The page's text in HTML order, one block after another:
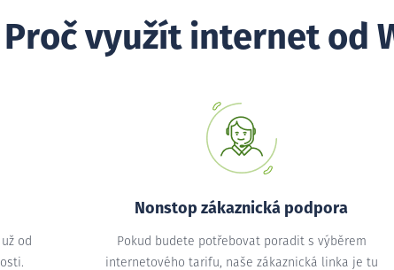
Proč využít internet od
od
Nonstop zákaznická podpora
Pokud budete potřebovat poradit s výběrem
internetového tarifu, naše zákaznická linka je tu